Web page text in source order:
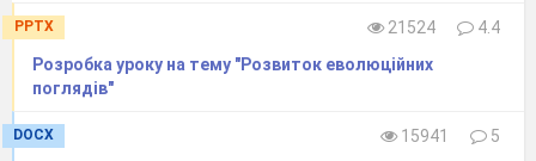
голова його дуже
10-15 18-20
PPTX 21524
4.4
Розробка уроку на тему "Розвиток еволюційних
поглядів"
DOCX 15941
5